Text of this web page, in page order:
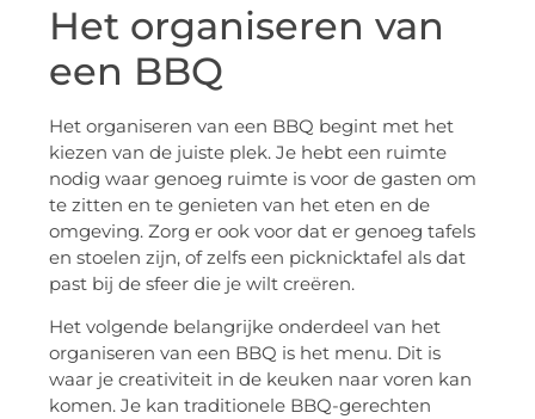
Het organiseren van
een BBQ
Het organiseren van een BBQ begint met het
kiezen van de juiste plek. Je hebt een ruimte
nodig waar genoeg ruimte is voor de gasten om
te zitten en te genieten van het eten en de
omgeving. Zorg er ook voor dat er genoeg tafels
en stoelen zijn, of zelfs een picknicktafel als dat
past bij de sfeer die je wilt creëren.
Het volgende belangrijke onderdeel van het
organiseren van een BBQ is het menu. Dit is
waar je creativiteit in de keuken naar voren kan
komen. Je kan traditionele BBQ-gerechten